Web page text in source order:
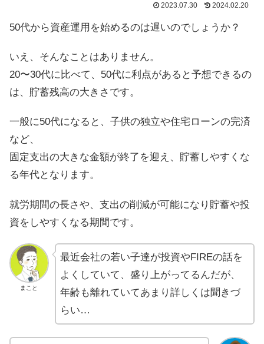
2023.07.30 2024.02.20
50代から資産運用を始めるのは遅いのでしょうか？
いえ、そんなことはありません。
20〜30代に比べて、50代に利点があると予想できるの
は、貯蓄残高の大きさです。
一般に50代になると、子供の独立や住宅ローンの完済
など、
固定支出の大きな金額が終了を迎え、貯蓄しやすくな
る年代となります。
就労期間の長さや、支出の削減が可能になり貯蓄や投
資をしやすくなる期間です。
まこと
最近会社の若い子達が投資やFIREの話を
よくしていて、盛り上がってるんだが、
年齢も離れていてあまり詳しくは聞きづ
らい…